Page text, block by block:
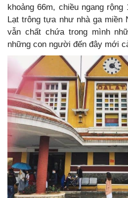
khoảng 66m, chiều ngang
Lạt trông tựa như nhà ga miền
vẫn chất chứa trong mình
những con người đến đây mới